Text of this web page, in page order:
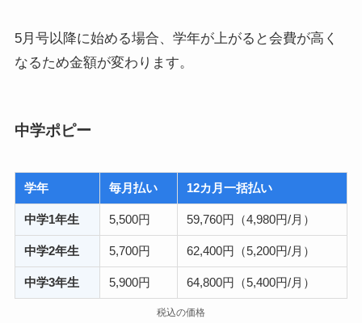
5月号以降に始める場合、学年が上がると会費が高く
なるため金額が変わります。
中学ポピー
学年 毎月払い 12カ月一括払い
中学1年生 5,500円 59,760円（4,980円/月）
中学2年生 5,700円 62,400円（5,200円/月）
中学3年生 5,900円 64,800円（5,400円/月）
税込の価格